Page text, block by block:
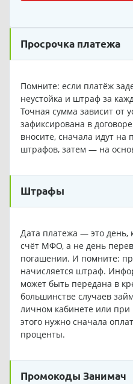
Просрочка платежа
Помните: если платёж
неустойка и штраф за
Точная сумма зависит от
зафиксирована в
вносите, сначала идут
штрафов, затем — на
Штрафы
Дата платежа — это день,
счёт МФО, а не день
погашении. И помните:
начисляется штраф.
может быть передана в
большинстве случаев
личном кабинете или
этого нужно сначала
проценты.
Промокоды Занимач